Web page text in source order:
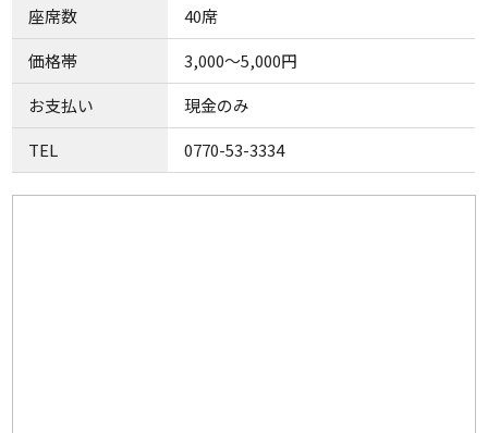
座席数
40席
価格帯
3,000～5,000円
お支払い
現金のみ
TEL
0770-53-3334